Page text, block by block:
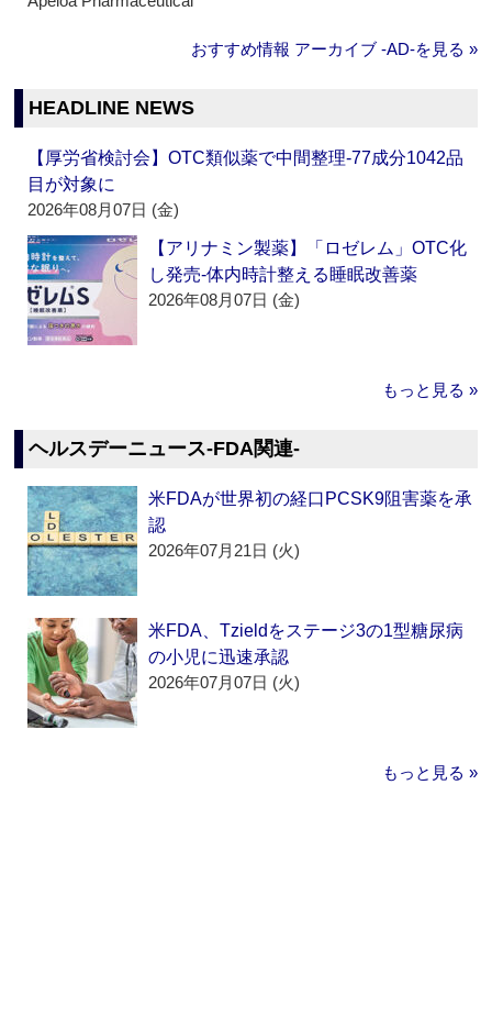
おすすめ情報 アーカイブ ‐AD‐を見る »
HEADLINE NEWS
【厚労省検討会】OTC類似薬で中間整理‐77成分1042品
目が対象に
2026年08月07日 (金)
【アリナミン製薬】「ロゼレム」OTC化
し発売‐体内時計整える睡眠改善薬
2026年08月07日 (金)
もっと見る »
ヘルスデーニュース‐FDA関連‐
米FDAが世界初の経口PCSK9阻害薬を承
認
2026年07月21日 (火)
米FDA、Tzieldをステージ3の1型糖尿病
の小児に迅速承認
2026年07月07日 (火)
もっと見る »